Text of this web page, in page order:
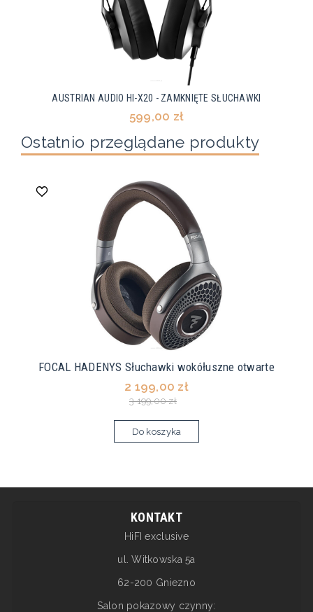
AUSTRIAN AUDIO HI-X20 - ZAMKNIĘTE SŁUCHAWKI
599,00 zł
Ostatnio przeglądane produkty
FOCAL HADENYS Słuchawki wokółuszne otwarte
2 199,00 zł
3 199,00 zł
Do koszyka
KONTAKT
HiFI exclusive
ul. Witkowska 5a
62-200 Gniezno
Salon pokazowy czynny: